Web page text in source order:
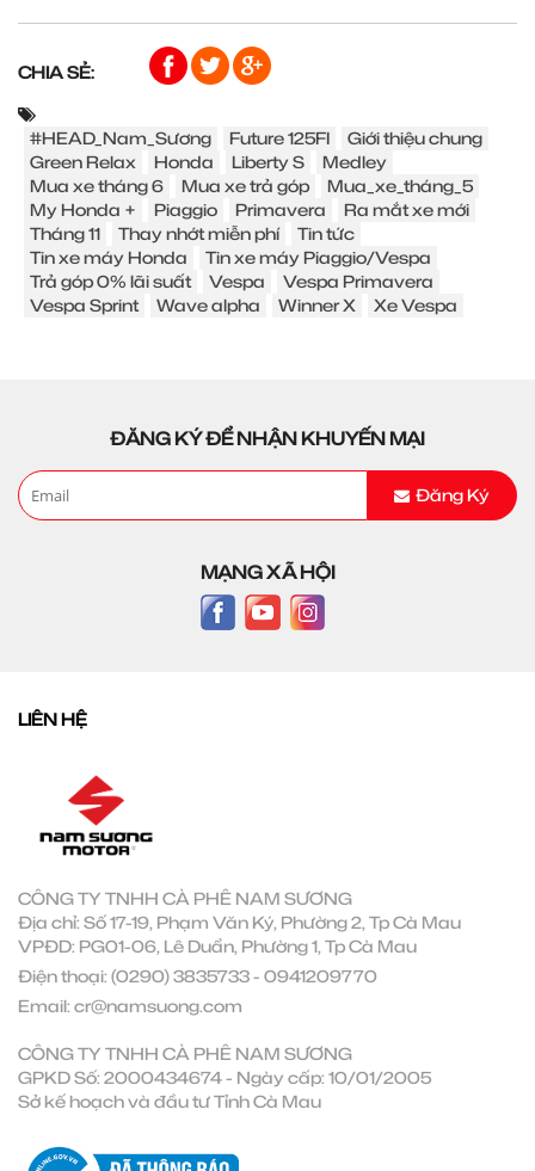
CHIA SẺ:
#HEAD_Nam_Sương Future 125FI
Giới thiệu chung
Green Relax
Honda Liberty S
Medley
Mua xe tháng 6
Mua xe trả góp
Mua_xe_tháng_5
My Honda +
Piaggio Primavera
Ra mắt xe mới
Tháng 11
Thay nhớt miễn phí
Tin tức
Tin xe máy Honda
Tin xe máy Piaggio/Vespa
Trả góp 0% lãi suất
Vespa
Vespa Primavera
Vespa Sprint
Wave alpha Winner X Xe Vespa
ĐĂNG KÝ ĐỂ NHẬN KHUYẾN MẠI
Đăng Ký
MẠNG XÃ HỘI
LIÊN HỆ
CÔNG TY TNHH CÀ PHÊ NAM SƯƠNG
Địa chỉ: Số 17-19, Phạm Văn Ký, Phường 2, Tp Cà Mau
VPĐD: PG01-06, Lê Duẩn, Phường 1, Tp Cà Mau
Điện thoại: (0290) 3835733- 0941209770
Email: cr@namsuong.com
CÔNG TY TNHH CÀ PHÊ NAM SƯƠNG
GPKD Số: 2000434674 - Ngày cấp: 10/01/2005
Sở kế hoạch và đầu tư Tỉnh Cà Mau